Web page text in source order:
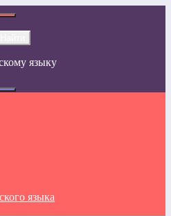
языку
языка